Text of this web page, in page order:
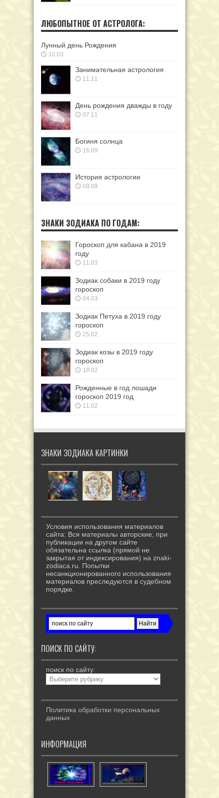
ЛЮБОПЫТНОЕ ОТ АСТРОЛОГА:
Лунный день Рождения
10.03
Занимательная астрология
11.11
День рождения дважды в году
07.11
Богиня солнца
16.09
История астрологии
09.09
ЗНАКИ ЗОДИАКА ПО ГОДАМ:
Гороскоп для кабана в 2019
году
11.03
Зодиак собаки в 2019 году
гороскоп
04.03
Зодиак Петуха в 2019 году
гороскоп
25.02
Зодиак козы в 2019 году
гороскоп
18.02
Рожденные в год лошади
гороскоп 2019 год
11.02
ЗНАКИ ЗОДИАКА КАРТИНКИ
Условия использования материалов
сайта: Вся материалы авторские, при
публикации на другом сайте
обязательна ссылка (прямой не
закрытая от индексирования) на znaki-
zodiaca.ru. Попытки
несанкционированного использования
материалов преследуются в судебном
порядке.
ПОИСК ПО САЙТУ:
поиск по сайту:
Политика обработки персональных
данных
ИНФОРМАЦИЯ